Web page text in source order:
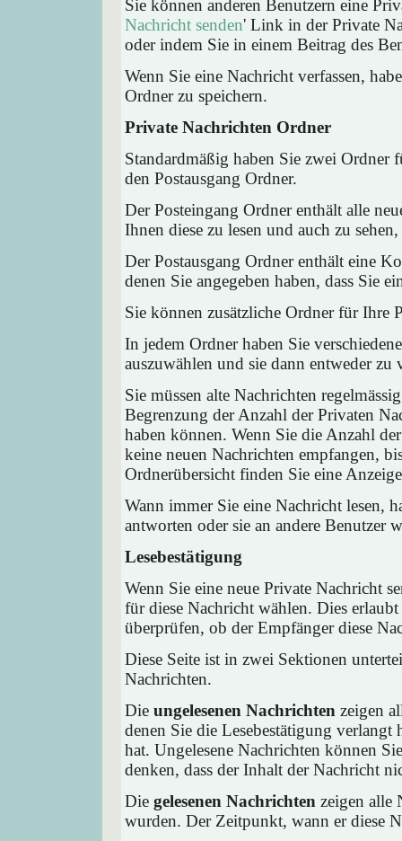
Sie können anderen Benutzern eine
Nachricht senden' Link in der Private
oder indem Sie in einem Beitrag des
Wenn Sie eine Nachricht verfassen,
Ordner zu speichern.
Private Nachrichten Ordner
Standardmäßig haben Sie zwei Ordner
den Postausgang Ordner.
Der Posteingang Ordner enthält alle
Ihnen diese zu lesen und auch zu
Der Postausgang Ordner enthält eine
denen Sie angegeben haben, dass Sie
Sie können zusätzliche Ordner für Ihre
In jedem Ordner haben Sie
auszuwählen und sie dann entweder
Sie müssen alte Nachrichten
Begrenzung der Anzahl der Privaten
haben können. Wenn Sie die Anzahl
keine neuen Nachrichten empfangen,
Ordnerübersicht finden Sie eine
Wann immer Sie eine Nachricht lesen,
antworten oder sie an andere Benutzer
Lesebestätigung
Wenn Sie eine neue Private Nachricht
für diese Nachricht wählen. Dies
überprüfen, ob der Empfänger diese
Diese Seite ist in zwei Sektionen
Nachrichten.
Die ungelesenen Nachrichten zeigen
denen Sie die Lesebestätigung verlangt
hat. Ungelesene Nachrichten können
denken, dass der Inhalt der Nachricht
Die gelesenen Nachrichten zeigen alle
wurden. Der Zeitpunkt, wann er diese